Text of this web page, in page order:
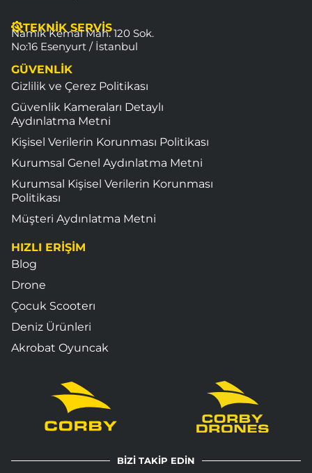
TEKNİK SERVİS
Namık Kemal Mah. 120 Sok.
No:16 Esenyurt / İstanbul
GÜVENLİK
Gizlilik ve Çerez Politikası
Güvenlik Kameraları Detaylı
Aydınlatma Metni
Kişisel Verilerin Korunması Politikası
Kurumsal Genel Aydınlatma Metni
Kurumsal Kişisel Verilerin Korunması
Politikası
Müşteri Aydınlatma Metni
HIZLI ERİŞİM
Blog
Drone
Çocuk Scooterı
Deniz Ürünleri
Akrobat Oyuncak
BİZİ TAKİP EDİN